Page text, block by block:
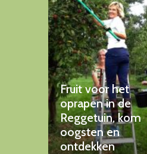
Fruit voor het
oprapen in de
Reggetuin, kom
oogsten en
ontdekken